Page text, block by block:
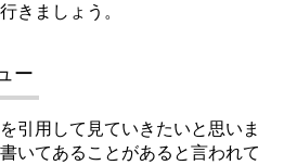
きましょう。
ー
引用して見ていきたいと思いま
いてあることがあると言われて